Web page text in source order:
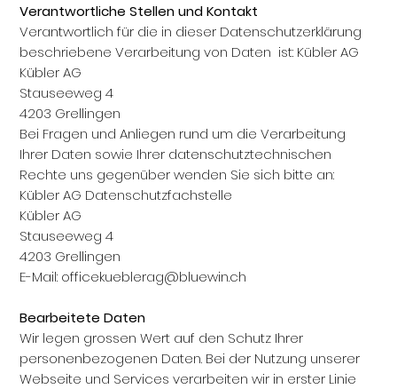
Verantwortliche Stellen und Kontakt
Verantwortlich für die in dieser Datenschutzerklärung
beschriebene Verarbeitung von Daten ist: Kübler AG
Kübler AG
Stauseeweg 4
4203 Grellingen
Bei Fragen und Anliegen rund um die Verarbeitung
Ihrer Daten sowie Ihrer datenschutztechnischen
Rechte uns gegenüber wenden Sie sich bitte an:
Kübler AG Datenschutzfachstelle
Kübler AG
Stauseeweg 4
4203 Grellingen
E-Mail: officekueblerag@bluewin.ch
Bearbeitete Daten
Wir legen grossen Wert auf den Schutz Ihrer
personenbezogenen Daten. Bei der Nutzung unserer
Webseite und Services verarbeiten wir in erster Linie